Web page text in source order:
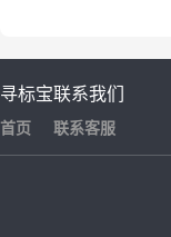
寻标宝
首页
联系我们
联系客服